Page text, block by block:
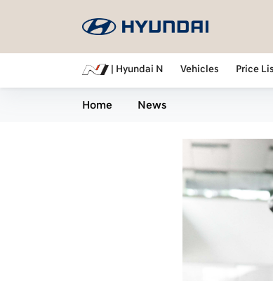
| Hyundai N Vehicles Price
Home News